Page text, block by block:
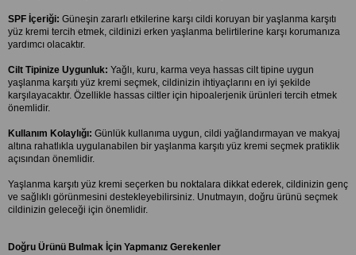
SPF İçeriği: Güneşin zararlı etkilerine karşı cildi koruyan bir yaşlanma karşıtı
yüz kremi tercih etmek, cildinizi erken yaşlanma belirtilerine karşı korumanıza
yardımcı olacaktır.
Cilt Tipinize Uygunluk: Yağlı, kuru, karma veya hassas cilt tipine uygun
yaşlanma karşıtı yüz kremi seçmek, cildinizin ihtiyaçlarını en iyi şekilde
karşılayacaktır. Özellikle hassas ciltler için hipoalerjenik ürünleri tercih etmek
önemlidir.
Kullanım Kolaylığı: Günlük kullanıma uygun, cildi yağlandırmayan ve makyaj
altına rahatlıkla uygulanabilen bir yaşlanma karşıtı yüz kremi seçmek pratiklik
açısından önemlidir.
Yaşlanma karşıtı yüz kremi seçerken bu noktalara dikkat ederek, cildinizin genç
ve sağlıklı görünmesini destekleyebilirsiniz. Unutmayın, doğru ürünü seçmek
cildinizin geleceği için önemlidir.
Doğru Ürünü Bulmak İçin Yapmanız Gerekenler